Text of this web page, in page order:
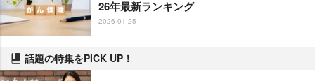
26年最新ランキング
2026-01-25
話題の特集をPICK UP！